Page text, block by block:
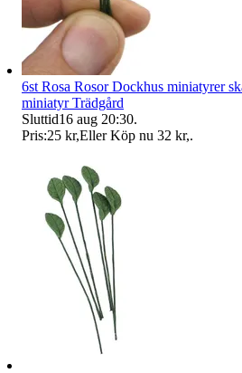
6st Rosa Rosor Dockhus miniatyrer
miniatyr Trädgård
Sluttid16 aug 20:30.
Pris:25 kr,Eller Köp nu 32 kr,.